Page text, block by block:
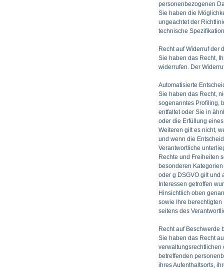
personenbezogenen
Sie haben die
ungeachtet der
technische
Recht auf Widerruf der
Sie haben das Recht,
widerrufen. Der
Automatisierte
Sie haben das Recht,
sogenanntes Profiling,
entfaltet oder Sie in
oder die Erfüllung
Weiteren gilt es nicht,
und wenn die
Verantwortliche
Rechte und Freiheiten
besonderen
oder g DSGVO gilt und
Interessen getroffen
Hinsichtlich oben
sowie Ihre
seitens des
Recht auf Beschwerde
Sie haben das Recht
verwaltungsrechtlichen
betreffenden
ihres Aufenthaltsorts,